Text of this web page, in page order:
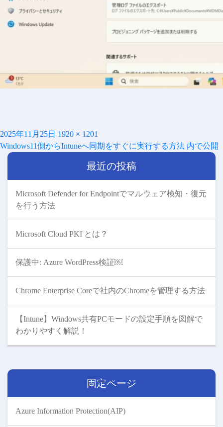
投
稿
日:
2025年11月25日 フ
ル
ズ
1920 × 1201
投
Windows11側からIntuneへ同期をすぐに実行する方法 内で公開
最近の投稿
Microsoft Defender for Endpointでマルウェア検知・復元
を行う方法
Microsoft Cloud PKI とは？
保護中: Azure WordPress検証￼
Chrome Enterprise Coreで社内のChromeを管理する方法
【Intune】Windows共有PCモードの設定手順を図解で
わかりやすく解説！
固定ページ
Azure Information Protection(AIP)